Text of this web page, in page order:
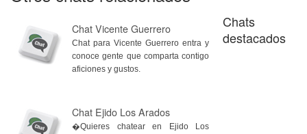
Chat Vicente Guerrero
Chat para Vicente Guerrero entra y
conoce gente que comparta contigo
aficiones y gustos.
Chat Ejido Los Arados
�Quieres chatear en Ejido Los
Chats
destacados